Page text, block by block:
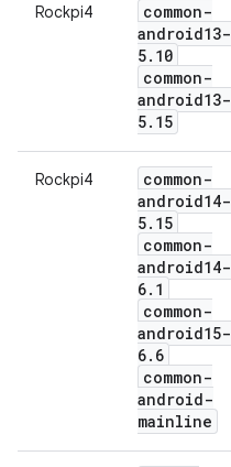
Rockpi4
common-
android13-
5. 10
common-
android13-
5. 15
Rockpi4
common-
android14-
5. 15
common-
android14-
6. 1
common-
android15-
6. 6
common-
android-
mainline